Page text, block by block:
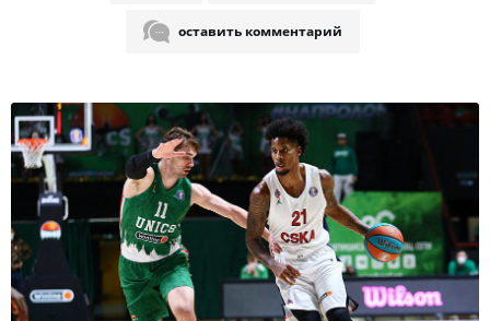
оставить комментарий